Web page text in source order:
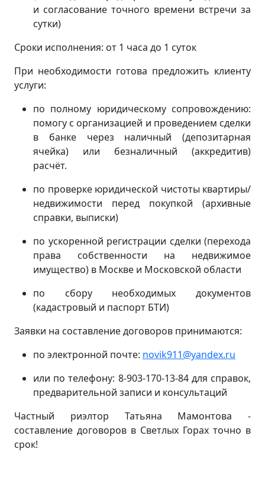
и согласование точного времени встречи за
сутки)
Сроки исполнения: от 1 часа до 1 суток
При необходимости готова предложить клиенту
услуги:
по полному юридическому сопровождению:
помогу с организацией и проведением сделки
в банке через наличный (депозитарная
ячейка) или безналичный (аккредитив)
расчёт.
по проверке юридической чистоты квартиры/
недвижимости перед покупкой (архивные
справки, выписки)
по ускоренной регистрации сделки (перехода
права собственности на недвижимое
имущество) в Москве и Московской области
по сбору необходимых документов
(кадастровый и паспорт БТИ)
Заявки на составление договоров принимаются:
по электронной почте: novik911@yandex.ru
или по телефону: 8-903-170-13-84 для справок,
предварительной записи и консультаций
Частный риэлтор Татьяна Мамонтова -
составление договоров в Светлых Горах точно в
срок!